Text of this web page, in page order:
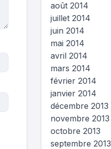
août 2014
juillet 2014
juin 2014
mai 2014
avril 2014
mars 2014
février 2014
janvier 2014
décembre 2013
novembre 2013
octobre 2013
septembre 2013